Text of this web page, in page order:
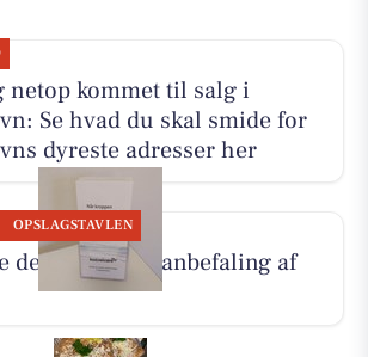
netop kommet til salg i
Se hvad du skal smide for
dyreste adresser her
OPSLAGSTAVLEN
deler Hennys anbefaling af